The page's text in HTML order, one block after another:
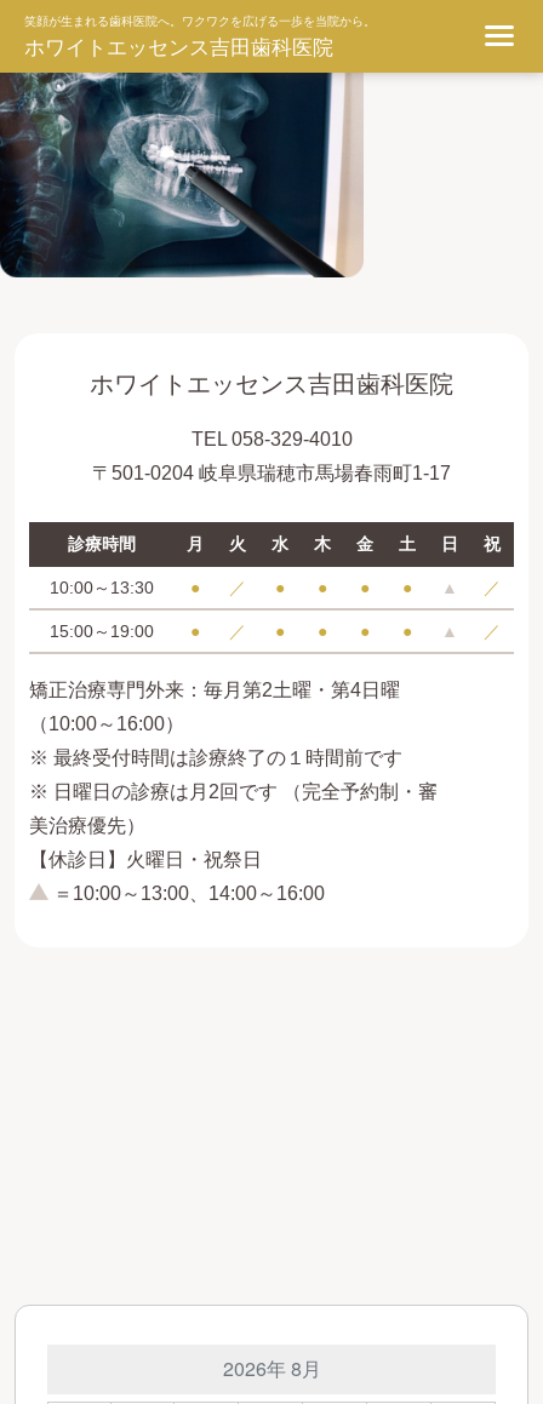
笑顔が生まれる歯科医院へ。ワクワクを広げる一歩を当院から。
ホワイトエッセンス吉田歯科医院
ggg
ホワイトエッセンス吉田歯科医院
TEL 058-329-4010
〒501-0204 岐阜県瑞穂市馬場春雨町1-17
診療時間 月 火 水 木 金 土 日 祝
10:00～13:30 ● ／ ● ● ● ● ▲ ／
15:00～19:00 ● ／ ● ● ● ● ▲ ／
矯正治療専門外来：毎月第2土曜・第4日曜
（10:00～16:00）
※ 最終受付時間は診療終了の１時間前です
※ 日曜日の診療は月2回です （完全予約制・審
美治療優先）
【休診日】火曜日・祝祭日
＝10:00～13:00、14:00～16:00
2026年 8月